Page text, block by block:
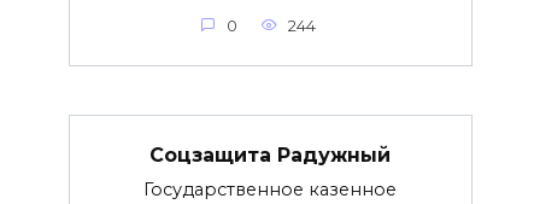
0 244
Соцзащита Радужный
Государственное казенное